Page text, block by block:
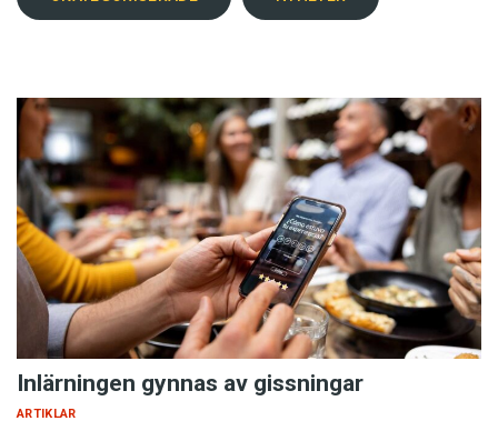
Inlärningen gynnas av gissningar
ARTIKLAR